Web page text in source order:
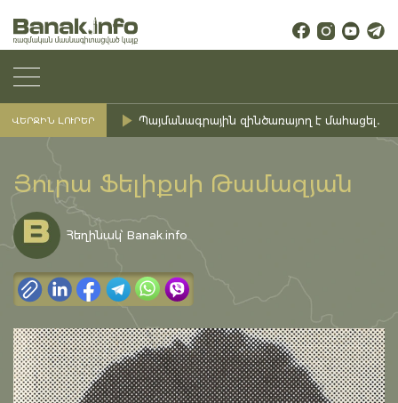
ՎԵՐՋԻՆ ԼՈՒՐԵՐ Պայմանագրային զինծառայող է մահացել․
Յուրա Ֆելիքսի Թամազյան
Հեղինակ՝ Banak.info